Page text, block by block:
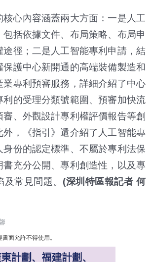
核心內容涵蓋兩大方面：一是人工
包括依據文件、布局策略、布局申
途徑；二是人工智能專利申請，結
保護中心新開通的高端裝備製造和
業專利預審服務，詳細介紹了中心
利的受理分類號範圍、預審加快流
、外觀設計專利權評價報告等創
外，《指引》還介紹了人工智能專
身份的認定標準、不屬於專利法保
書充分公開、專利創造性，以及專
常見問題。 (深圳特區報記者 何
面允許不得使用。